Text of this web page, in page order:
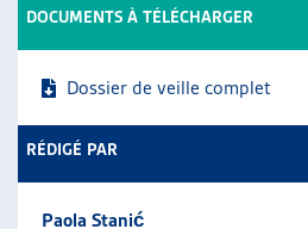
VEILLE
THÉMATIQUES
GUIDE SOCIAL ROMAND
AUTRES
L’ASSOCIATION
DOCUMENTS À TÉLÉCHARGER
Dossier de veille complet
RÉDIGÉ PAR
Paola Stanić